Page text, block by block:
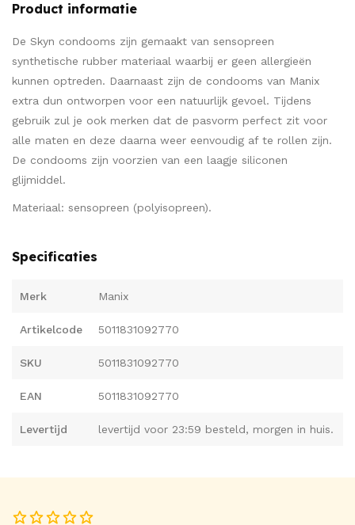
Product informatie
De Skyn condooms zijn gemaakt van sensopreen
synthetische rubber materiaal waarbij er geen allergieën
kunnen optreden. Daarnaast zijn de condooms van Manix
extra dun ontworpen voor een natuurlijk gevoel. Tijdens
gebruik zul je ook merken dat de pasvorm perfect zit voor
alle maten en deze daarna weer eenvoudig af te rollen zijn.
De condooms zijn voorzien van een laagje siliconen
glijmiddel.
Materiaal: sensopreen (polyisopreen).
Specificaties
Merk Manix
Artikelcode 5011831092770
SKU 5011831092770
EAN 5011831092770
Levertijd levertijd voor 23:59 besteld, morgen in huis.